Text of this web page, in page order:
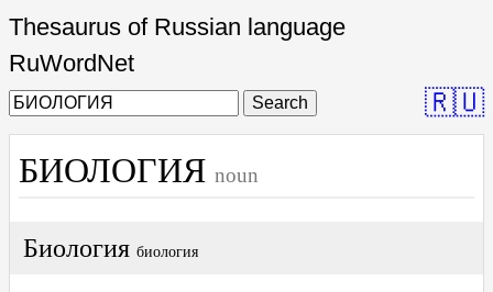
Thesaurus of Russian language
RuWordNet
Search 🇷🇺
БИОЛОГИЯ noun
Биология биология